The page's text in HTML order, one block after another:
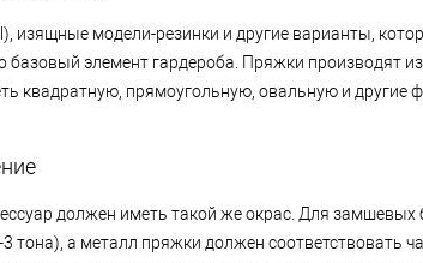
изящные модели-резинки и другие варианты,
элемент гардероба. Пряжки производят
квадратную, прямоугольную, овальную и другие
должен иметь такой же окрас. Для замшевых
тона), а металл пряжки должен соответствовать